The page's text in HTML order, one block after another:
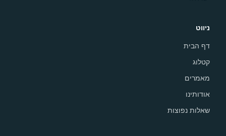
ניווט
דף הבית
קטלוג
מאמרים
אודותינו
שאלות נפוצות